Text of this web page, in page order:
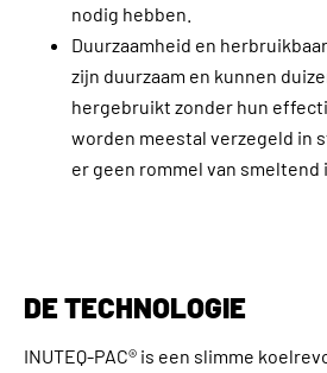
nodig hebben.
Duurzaamheid en
zijn duurzaam en kunnen
hergebruikt zonder hun
worden meestal verzegeld in
er geen rommel van smeltend
DE TECHNOLOGIE
INUTEQ-PAC® is een slimme